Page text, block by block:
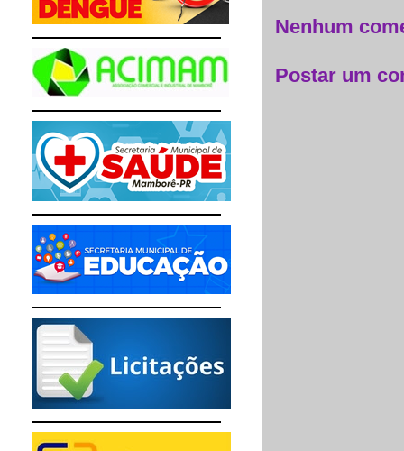
Nenhum
Postar um